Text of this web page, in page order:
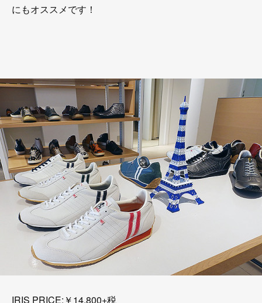
にもオススメです！
IRIS PRICE:￥14,800+税